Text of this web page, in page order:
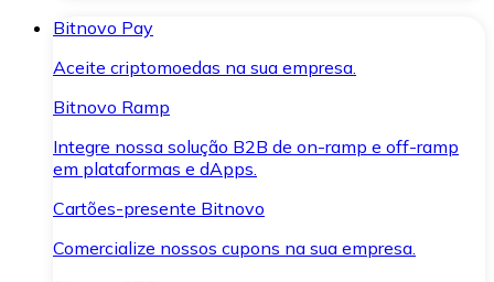
Bitnovo Pay
Aceite criptomoedas na sua empresa.
Bitnovo Ramp
Integre nossa solução B2B de on-ramp e off-ramp
em plataformas e dApps.
Cartões-presente Bitnovo
Comercialize nossos cupons na sua empresa.